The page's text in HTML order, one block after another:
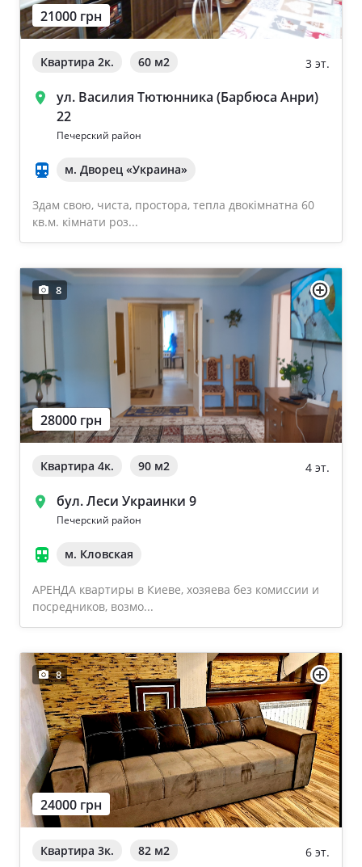
21000 грн
Квартира 2к. 60 м2 3 эт.
ул. Василия Тютюнника (Барбюса Анри)
22
Печерский район
м. Дворец «Украина»
Здам свою, чиста, простора, тепла двокімнатна 60
кв.м. кімнати роз...
8
28000 грн
Квартира 4к. 90 м2 4 эт.
бул. Леси Украинки 9
Печерский район
м. Кловская
АРЕНДА квартиры в Киеве, хозяева без комиссии и
посредников, возмо...
8
24000 грн
Квартира 3к. 82 м2 6 эт.